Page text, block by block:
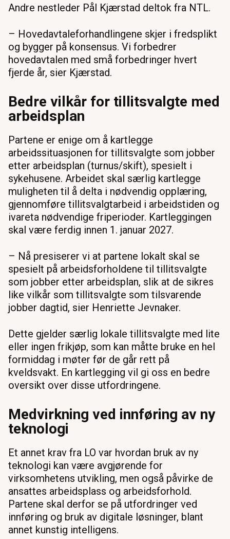
Andre nestleder Pål Kjærstad deltok fra NTL.
– Hovedavtaleforhandlingene skjer i fredsplikt
og bygger på konsensus. Vi forbedrer
hovedavtalen med små forbedringer hvert
fjerde år, sier Kjærstad.
Bedre vilkår for tillitsvalgte med
arbeidsplan
Partene er enige om å kartlegge
arbeidssituasjonen for tillitsvalgte som jobber
etter arbeidsplan (turnus/skift), spesielt i
sykehusene. Arbeidet skal særlig kartlegge
muligheten til å delta i nødvendig opplæring,
gjennomføre tillitsvalgtarbeid i arbeidstiden og
ivareta nødvendige friperioder. Kartleggingen
skal være ferdig innen 1. januar 2027.
– Nå presiserer vi at partene lokalt skal se
spesielt på arbeidsforholdene til tillitsvalgte
som jobber etter arbeidsplan, slik at de sikres
like vilkår som tillitsvalgte som tilsvarende
jobber dagtid, sier Henriette Jevnaker.
Dette gjelder særlig lokale tillitsvalgte med lite
eller ingen frikjøp, som kan måtte bruke en hel
formiddag i møter før de går rett på
kveldsvakt. En kartlegging vil gi oss en bedre
oversikt over disse utfordringene.
Medvirkning ved innføring av ny
teknologi
Et annet krav fra LO var hvordan bruk av ny
teknologi kan være avgjørende for
virksomhetens utvikling, men også påvirke de
ansattes arbeidsplass og arbeidsforhold.
Partene skal derfor se på utfordringer ved
innføring og bruk av digitale løsninger, blant
annet kunstig intelligens.